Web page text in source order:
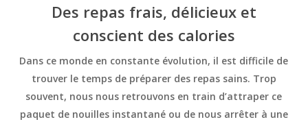
Des repas frais, délicieux et
conscient des calories
Dans ce monde en constante évolution, il est difficile de
trouver le temps de préparer des repas sains. Trop
souvent, nous nous retrouvons en train d’attraper ce
paquet de nouilles instantané ou de nous arrêter à une